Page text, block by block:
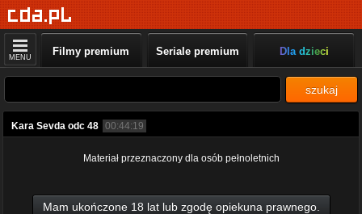
MENU Filmy premium Seriale premium Dla dzieci
szukaj
Kara Sevda odc 48 00:44:19
Materiał przeznaczony dla osób pełnoletnich
Mam ukończone 18 lat lub zgodę opiekuna prawnego.